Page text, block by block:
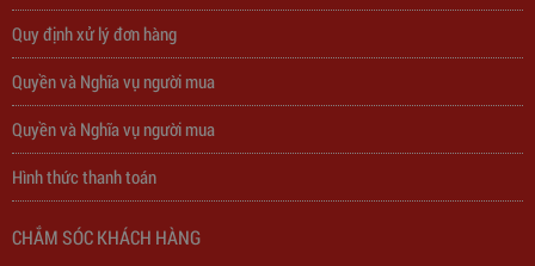
Trạm Sạc Điện Thoại 2D22N5USB
Quy định xử lý đơn hàng
Quyền và Nghĩa vụ người mua
Quyền và Nghĩa vụ người mua
Hình thức thanh toán
CHẮM SÓC KHÁCH HÀNG